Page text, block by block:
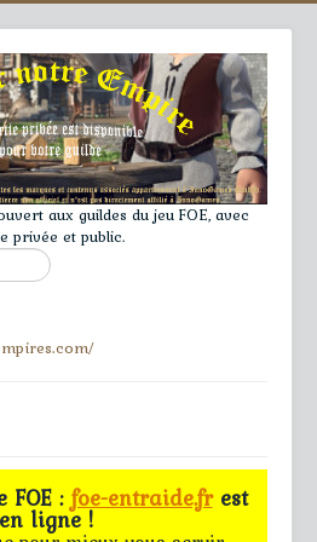
aux guildes du jeu FOE, avec
privée et public.
≡
Accueil
FOE :foe-entraide.frest
en ligne !